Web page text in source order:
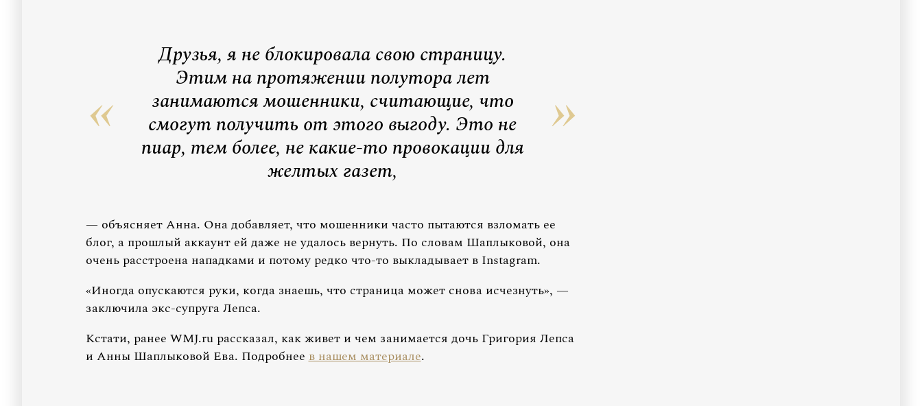
Друзья, я не блокировала свою страницу.
Этим на протяжении полутора лет
занимаются мошенники, считающие, что
смогут получить от этого выгоду. Это не
пиар, тем более, не какие-то провокации для
желтых газет,
— объясняет Анна. Она добавляет, что мошенники часто пытаются взломать ее
блог, а прошлый аккаунт ей даже не удалось вернуть. По словам Шаплыковой, она
очень расстроена нападками и потому редко что-то выкладывает в Instagram.
«Иногда опускаются руки, когда знаешь, что страница может снова исчезнуть», —
заключила экс-супруга Лепса.
Кстати, ранее WMJ.ru рассказал, как живет и чем занимается дочь Григория Лепса
и Анны Шаплыковой Ева. Подробнеев нашем материале.